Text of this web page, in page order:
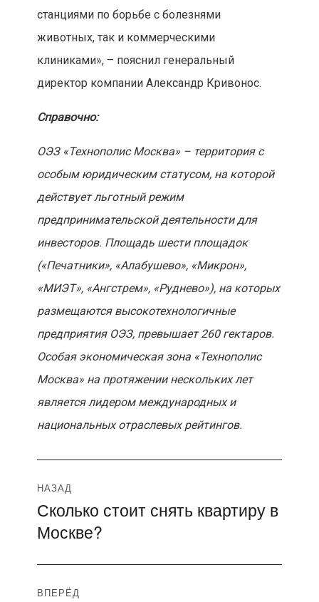
станциями по борьбе с болезнями
животных, так и коммерческими
клиниками», – пояснил генеральный
директор компании Александр Кривонос.
Справочно:
ОЭЗ «Технополис Москва» – территория с
особым юридическим статусом, на которой
действует льготный режим
предпринимательской деятельности для
инвесторов. Площадь шести площадок
(«Печатники», «Алабушево», «Микрон»,
«МИЭТ», «Ангстрем», «Руднево»), на которых
размещаются высокотехнологичные
предприятия ОЭЗ, превышает 260 гектаров.
Особая экономическая зона «Технополис
Москва» на протяжении нескольких лет
является лидером международных и
национальных отраслевых рейтингов.
Навигация
по
НАЗАД
Предыдущая
запись:
Сколько стоит снять квартиру в
Москве?
ВПЕРЁД